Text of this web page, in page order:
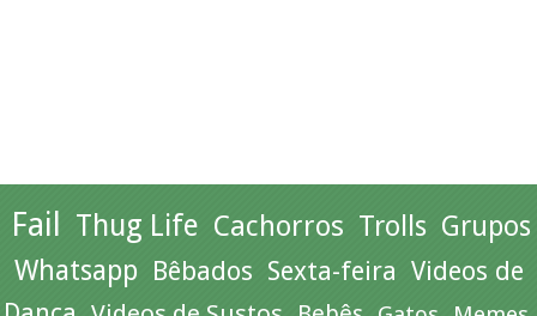
Fail Thug Life Cachorros Trolls Grupos
Whatsapp Bêbados Sexta-feira Videos de